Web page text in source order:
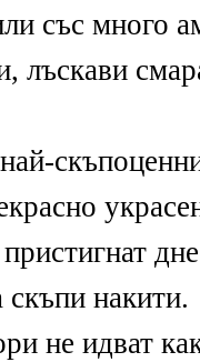
със много
лъскави
скъпи накити.
не идват